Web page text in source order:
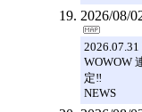
2026/08/
2026.07.31
WOWOW
定‼
NEWS